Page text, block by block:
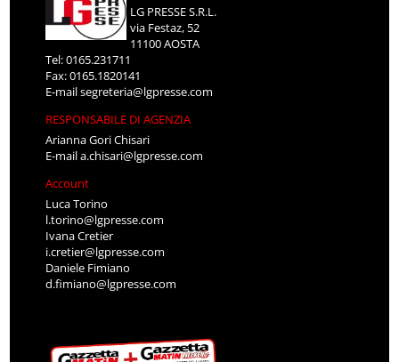
LG PRESSE S.R.L.
via Festaz, 52
11100 AOSTA
Tel: 0165.231711
Fax: 0165.1820141
E-mailsegreteria@lgpresse.com
RESPONSABILE DI AGENZIA
Arianna Gori Chisari
E-maila.chisari@lgpresse.com
Account
Luca Torino
l.torino@lgpresse.com
Ivana Cretier
i.cretier@lgpresse.com
Daniele Fimiano
d.fimiano@lgpresse.com